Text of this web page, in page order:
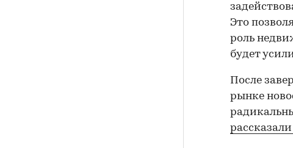
Это
роль
будет
После
рынке